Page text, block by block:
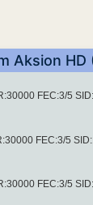
Aksion HD
FEC:3/5
FEC:3/5
FEC:3/5